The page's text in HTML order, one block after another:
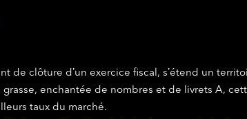
de clôture dʼun exercice fiscal, sʼétend un
enchantée de nombres et de livrets A,
taux du marché.